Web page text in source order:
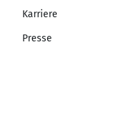
Karriere
Presse